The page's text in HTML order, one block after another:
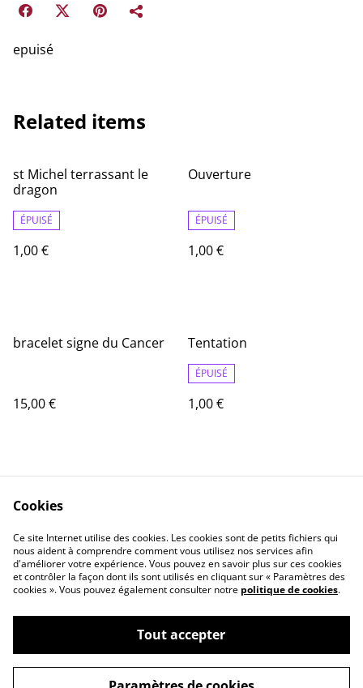
epuisé
Related items
st Michel terrassant le
dragon
ÉPUISÉ
1,00 €
Ouverture
ÉPUISÉ
1,00 €
bracelet signe du Cancer
15,00 €
Tentation
ÉPUISÉ
1,00 €
Contact
Informations Légale
politique de
confidentialité
Cookie
©2026artpim.fr
Cookies
Ce site Internet utilise des cookies. Les cookies sont de petits fichiers qui
nous aident à comprendre comment vous utilisez nos services afin
d'améliorer votre expérience. Vous pouvez en savoir plus sur ces cookies
et contrôler la façon dont ils sont utilisés en cliquant sur « Paramètres des
cookies ». Vous pouvez également consulter notre politique de cookies.
Tout accepter